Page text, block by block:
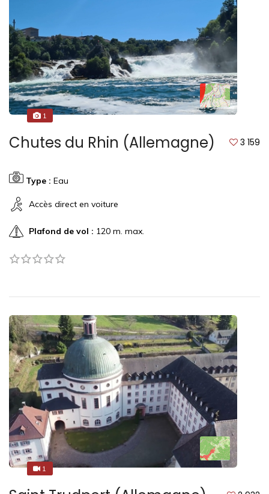
1
Chutes du Rhin (Allemagne) 3 159
Type : Eau
Accès direct en voiture
Plafond de vol : 120 m. max.
11